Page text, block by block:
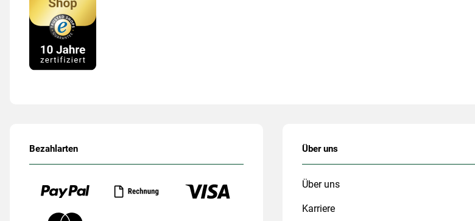
Bezahlarten Über uns
Über uns
Karriere